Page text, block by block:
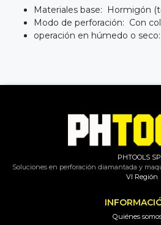
Materiales base: Hormigón
Modo de perforación: Con
operación en húmedo o
PHTOOLS
Soluciones en perforación diamantada y
VI Región
Quiénes